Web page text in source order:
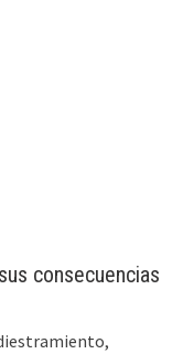
consecuencias